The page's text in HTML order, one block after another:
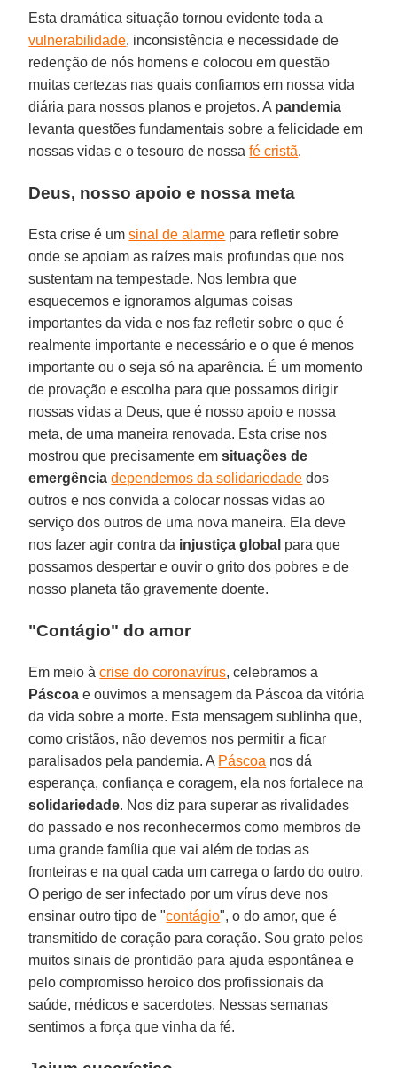
Esta dramática situação tornou evidente toda a
vulnerabilidade, inconsistência e necessidade de
redenção de nós homens e colocou em questão
muitas certezas nas quais confiamos em nossa vida
diária para nossos planos e projetos. A pandemia
levanta questões fundamentais sobre a felicidade em
nossas vidas e o tesouro de nossafé cristã.
Deus, nosso apoio e nossa meta
Esta crise é umsinal de alarme para refletir sobre
onde se apoiam as raízes mais profundas que nos
sustentam na tempestade. Nos lembra que
esquecemos e ignoramos algumas coisas
importantes da vida e nos faz refletir sobre o que é
realmente importante e necessário e o que é menos
importante ou o seja só na aparência. É um momento
de provação e escolha para que possamos dirigir
nossas vidas a Deus, que é nosso apoio e nossa
meta, de uma maneira renovada. Esta crise nos
mostrou que precisamente emsituações de
emergência dependemos da solidariedade dos
outros e nos convida a colocar nossas vidas ao
serviço dos outros de uma nova maneira. Ela deve
nos fazer agir contra da injustiça global para que
possamos despertar e ouvir o grito dos pobres e de
nosso planeta tão gravemente doente.
"Contágio" do amor
Em meio àcrise do coronavírus, celebramos a
Páscoa e ouvimos a mensagem da Páscoa da vitória
da vida sobre a morte. Esta mensagem sublinha que,
como cristãos, não devemos nos permitir a ficar
paralisados pela pandemia. A Páscoa nos dá
esperança, confiança e coragem, ela nos fortalece na
solidariedade. Nos diz para superar as rivalidades
do passado e nos reconhecermos como membros de
uma grande família que vai além de todas as
fronteiras e na qual cada um carrega o fardo do outro.
O perigo de ser infectado por um vírus deve nos
ensinar outro tipo de "contágio", o do amor, que é
transmitido de coração para coração. Sou grato pelos
muitos sinais de prontidão para ajuda espontânea e
pelo compromisso heroico dos profissionais da
saúde, médicos e sacerdotes. Nessas semanas
sentimos a força que vinha da fé.